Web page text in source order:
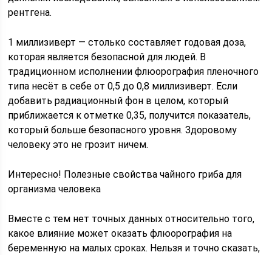
рентгена.
1 миллизиверт — столько составляет годовая доза,
которая является безопасной для людей. В
традиционном исполнении флюорография пленочного
типа несёт в себе от 0,5 до 0,8 миллизиверт. Если
добавить радиационный фон в целом, который
приближается к отметке 0,35, получится показатель,
который больше безопасного уровня. Здоровому
человеку это не грозит ничем.
Интересно! Полезные свойства чайного гриба для
организма человека
Вместе с тем нет точных данных относительно того,
какое влияние может оказать флюорография на
беременную на малых сроках. Нельзя и точно сказать,